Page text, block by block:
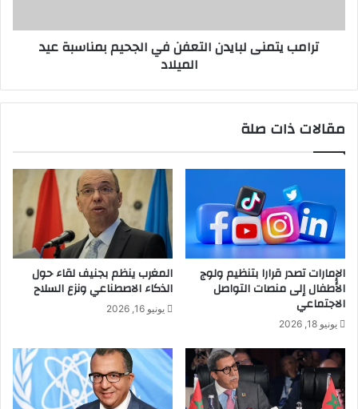
الميلاد
ترامب يتمنى لبايدن التعفن في الجحيم بمناسبة عيد
الميلاد
مقالات ذات صلة
الإمارات تصدر قرارا بتنظيم ولوج
الأطفال إلى منصات التواصل
الاجتماعي
يونيو 18, 2026
المغرب ينظم بجنيف لقاء حول
الذكاء الاصطناعي ونزع السلاح
يونيو 16, 2026